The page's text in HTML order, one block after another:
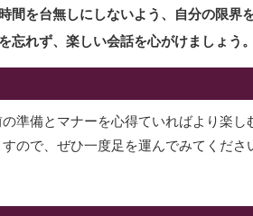
間を台無しにしないよう、自分の限界
忘れず、楽しい会話を心がけましょう。
準備とマナーを心得ていればより楽
ので、ぜひ一度足を運んでみてくだ